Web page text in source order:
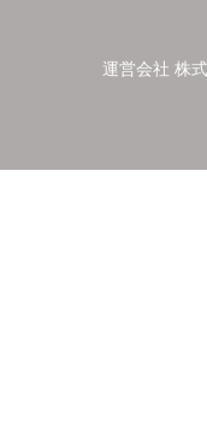
運営会社 株